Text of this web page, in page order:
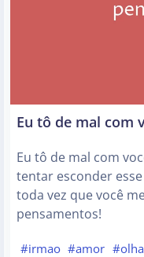
Eu tô de mal com
Eu tô de mal com
tentar esconder
toda vez que você
pensamentos!
#irmao #amor